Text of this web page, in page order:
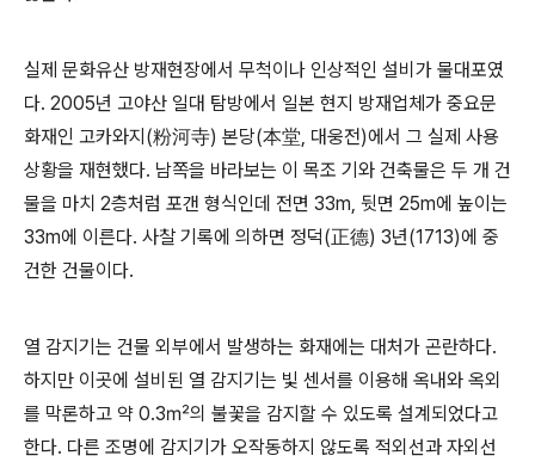
실제 문화유산 방재현장에서 무척이나 인상적인 설비가 물대포였
다. 2005년 고야산 일대 탐방에서 일본 현지 방재업체가 중요문
화재인 고카와지(粉河寺) 본당(本堂, 대웅전)에서 그 실제 사용
상황을 재현했다. 남쪽을 바라보는 이 목조 기와 건축물은 두 개 건
물을 마치 2층처럼 포갠 형식인데 전면 33m, 뒷면 25m에 높이는
33m에 이른다. 사찰 기록에 의하면 정덕(正德) 3년(1713)에 중
건한 건물이다.
열 감지기는 건물 외부에서 발생하는 화재에는 대처가 곤란하다.
하지만 이곳에 설비된 열 감지기는 빛 센서를 이용해 옥내와 옥외
를 막론하고 약 0.3㎡의 불꽃을 감지할 수 있도록 설계되었다고
한다. 다른 조명에 감지기가 오작동하지 않도록 적외선과 자외선